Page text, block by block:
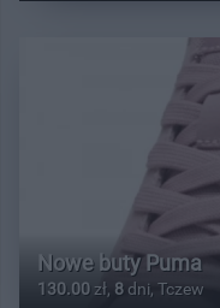
Nowe buty Puma
130.00 zł, 8 dni, Tczew